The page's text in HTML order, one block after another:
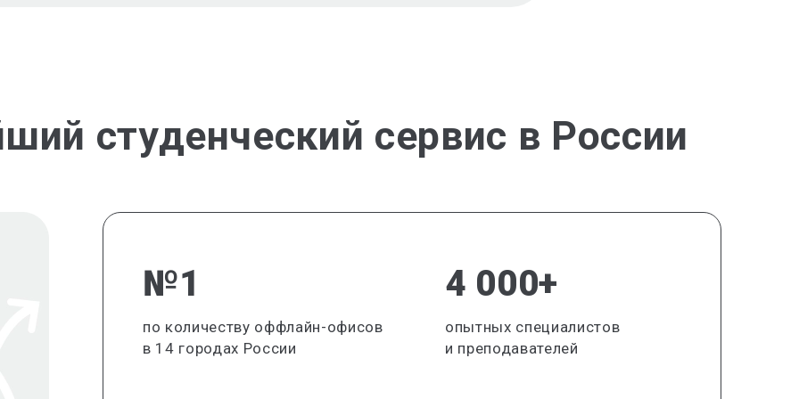
студенческий сервис в России
№1
по количеству оффлайн-офисов
в 14 городах России
4 000+
опытных специалистов
и преподавателей